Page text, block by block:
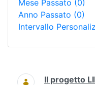
Mese Passato (0)
Anno Passato (0)
Intervallo
Ricerca
Il progetto